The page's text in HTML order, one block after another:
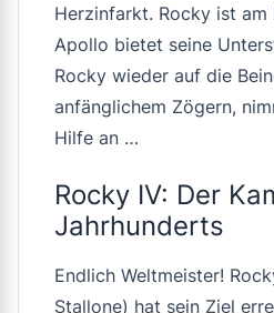
Herzinfarkt. Rocky ist
Apollo bietet seine
Rocky wieder auf die
anfänglichem Zögern,
Hilfe an …
Rocky IV: Der
Jahrhunderts
Endlich Weltmeister!
Stallone) hat sein Ziel